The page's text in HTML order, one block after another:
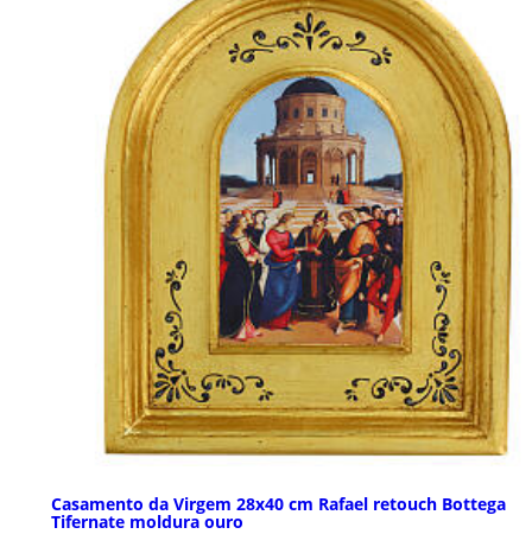
Casamento da Virgem 28x40 cm Rafael retouch Bottega
Tifernate moldura ouro